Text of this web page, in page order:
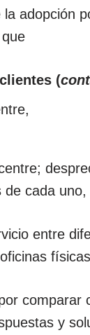
adopción
(
cada
entre
comparar
y